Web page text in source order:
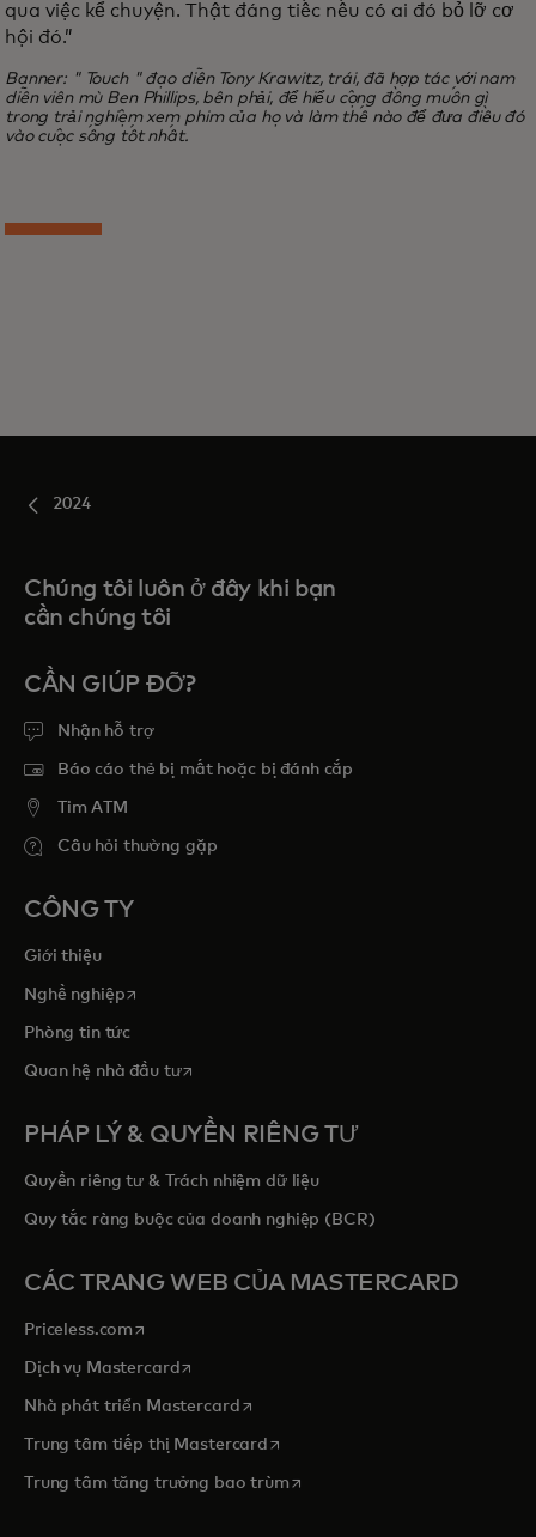
qua việc kể chuyện. Thật đáng tiếc nếu có ai đó bỏ lỡ cơ
hội đó.”
Banner: " Touch " đạo diễn Tony Krawitz, trái, đã hợp tác với nam
diễn viên mù Ben Phillips, bên phải, để hiểu cộng đồng muốn gì
trong trải nghiệm xem phim của họ và làm thế nào để đưa điều đó
vào cuộc sống tốt nhất.
2024
Chúng tôi luôn ở đây khi bạn
cần chúng tôi
CẦN GIÚP ĐỠ?
Nhận hỗ trợ
Báo cáo thẻ bị mất hoặc bị đánh cắp
Tim ATM
Câu hỏi thường gặp
CÔNG TY
Giới thiệu
Nghề nghiệpopens in a new tab
Phòng tin tức
Quan hệ nhà đầu tưopens in a new tab
PHÁP LÝ & QUYỀN RIÊNG TƯ
Quyền riêng tư & Trách nhiệm dữ liệu
Quy tắc ràng buộc của doanh nghiệp (BCR)
CÁC TRANG WEB CỦA MASTERCARD
Priceless.com opens in a new tab
Dịch vụ Mastercardopens in a new tab
Nhà phát triển Mastercardopens in a new tab
Trung tâm tiếp thị Mastercardopens in a new tab
Trung tâm tăng trưởng bao trùmopens in a new tab